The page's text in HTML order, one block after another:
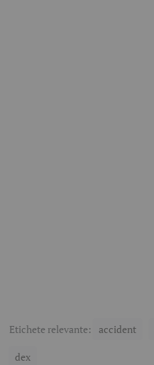
Etichete relevante: accident
dex